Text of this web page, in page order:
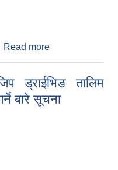
Read more
ड्राईभिङ तालिम
बारे सूचना